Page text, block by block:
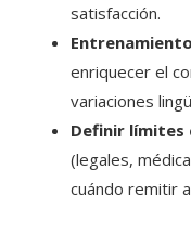
satisfacción.
enriquecer el
variaciones
Definir límites
(legales,
cuándo remitir